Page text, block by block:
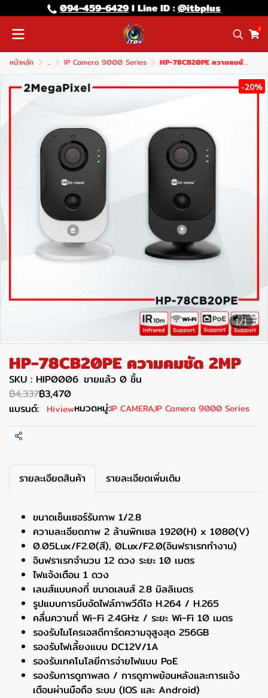
094-459-6429l Line lD :@itbplus
0
หน้าหลัก ... IP Camera 9000 Series HP-78CB20PE ความคมชัด 2MP
1/1
-20%
HP-78CB20PE ความคมชัด 2MP
SKU : HIP0006 ขายแล้ว 0 ชิ้น
฿4,337฿3,470
แบรนด์: Hiviewหมวดหมู่:IP CAMERA,IP Camera 9000 Series
แชร์
รายละเอียดสินค้า รายละเอียดเพิ่มเติม
ขนาดเซ็นเซอร์รับภาพ 1/2.8
ความละเอียดภาพ 2 ล้านพิกเซล 1920(H) x 1080(V)
0.05Lux/F2.0(สี), 0Lux/F2.0(อินฟราเรททำงาน)
อินฟราเรทจำนวน 12 ดวง ระยะ 10 เมตร
ไฟแจ้งเตือน 1 ดวง
เลนส์แบบคงที่ ขนาดเลนส์ 2.8 มิลลิเมตร
รูปแบบการบีบอัดไฟล์ภาพวีดีโอ H.264 / H.265
คลื่นความถี่ Wi-Fi 2.4GHz / ระยะ Wi-Fi 10 เมตร
รองรับไมโครเอสดีการ์ดความจุสูงสุด 256GB
รองรับไฟเลี้ยงแบบ DC12V/1A
รองรับเทคโนโลยีการจ่ายไฟแบบ PoE
รองรับการดูภาพสด / การดูภาพย้อนหลังและการแจ้ง
เตือนผ่านมือถือ ระบบ (IOS และ Android)